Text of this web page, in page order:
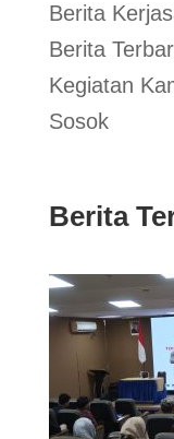
Berita
Berita
Kegiatan
Sosok
Berita